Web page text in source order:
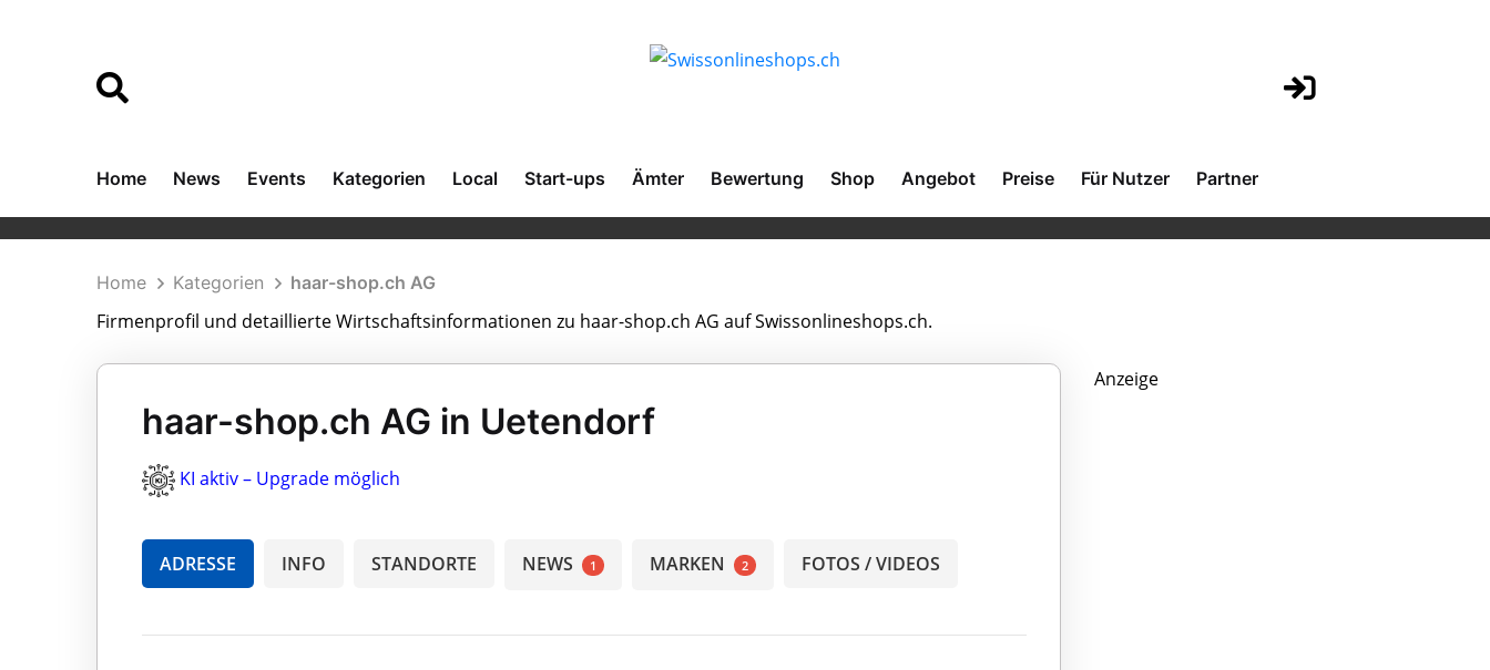
Home News Events Kategorien Local Start-ups Ämter Bewertung Shop Angebot Preise Für Nutzer Partner
Home Kategorien haar-shop.ch AG
Firmenprofil und detaillierte Wirtschaftsinformationen zu haar-shop.ch AG auf Swissonlineshops.ch.
haar-shop.ch AG in Uetendorf
KI aktiv – Upgrade möglich
ADRESSE INFO STANDORTE NEWS 1 MARKEN 2 FOTOS / VIDEOS
Anzeige